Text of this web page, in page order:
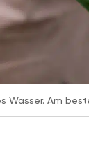
Wasser. Am